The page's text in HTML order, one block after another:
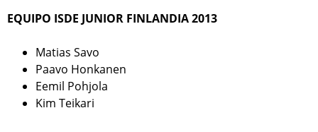
EQUIPO ISDE JUNIOR FINLANDIA 2013
Matias Savo
Paavo Honkanen
Eemil Pohjola
Kim Teikari